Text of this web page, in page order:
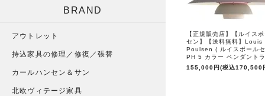
【正規販売店】【ルイス
セン】【送料無料】Louis
Poulsen ( ルイスポール
PH 5 カラー ペンダント
155,000円(税込170,500
BRAND
アウトレット
持込家具の修理／修復／張替
カールハンセン＆サン
北欧ヴィテージ家具